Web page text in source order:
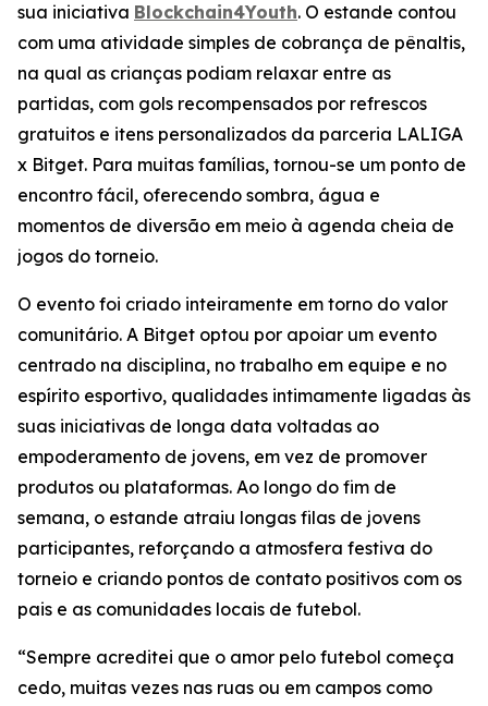
sua iniciativa Blockchain4Youth. O estande contou
com uma atividade simples de cobrança de pênaltis,
na qual as crianças podiam relaxar entre as
partidas, com gols recompensados por refrescos
gratuitos e itens personalizados da parceria LALIGA
x Bitget. Para muitas famílias, tornou-se um ponto de
encontro fácil, oferecendo sombra, água e
momentos de diversão em meio à agenda cheia de
jogos do torneio.
O evento foi criado inteiramente em torno do valor
comunitário. A Bitget optou por apoiar um evento
centrado na disciplina, no trabalho em equipe e no
espírito esportivo, qualidades intimamente ligadas às
suas iniciativas de longa data voltadas ao
empoderamento de jovens, em vez de promover
produtos ou plataformas. Ao longo do fim de
semana, o estande atraiu longas filas de jovens
participantes, reforçando a atmosfera festiva do
torneio e criando pontos de contato positivos com os
pais e as comunidades locais de futebol.
“Sempre acreditei que o amor pelo futebol começa
cedo, muitas vezes nas ruas ou em campos como